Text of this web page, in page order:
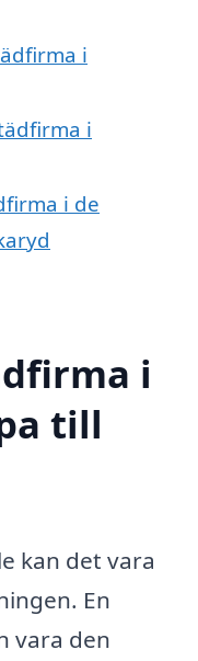
i
i
i de
i
till
kan det vara
En
vara den